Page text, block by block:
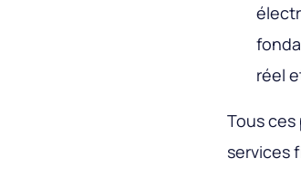
réel
Tous
services